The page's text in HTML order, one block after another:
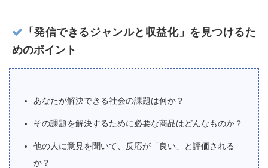
「発信できるジャンルと収益化」を見つけるた
めのポイント
あなたが解決できる社会の課題は何か？
その課題を解決するために必要な商品はどんなものか？
他の人に意見を聞いて、反応が「良い」と評価される
か？